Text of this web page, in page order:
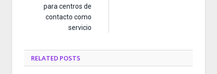
para centros de
contacto como
servicio
RELATED POSTS